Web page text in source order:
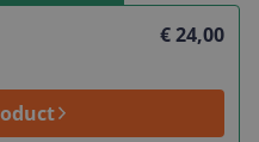
€ 24,00